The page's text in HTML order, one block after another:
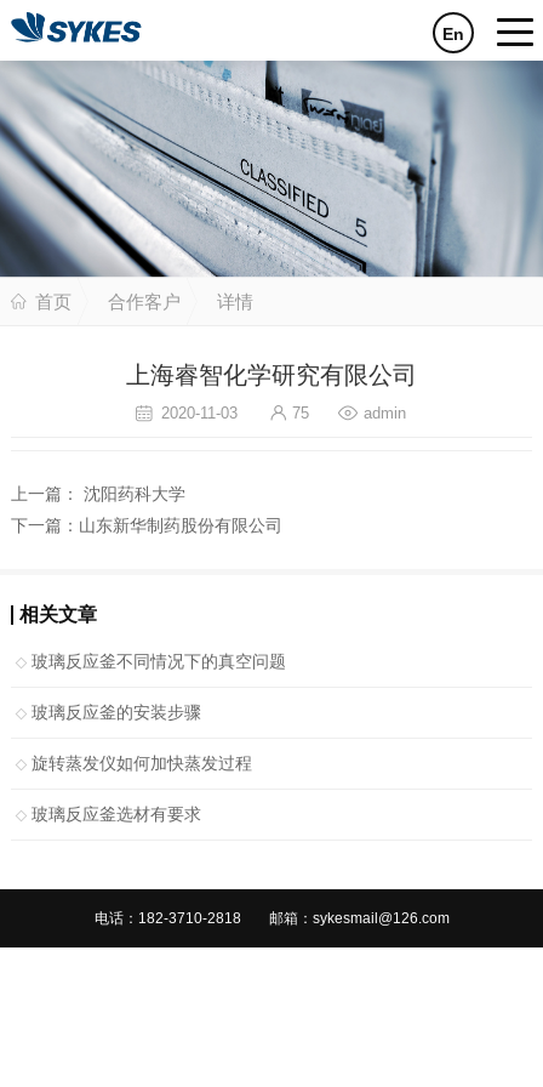
En
首页 合作客户 详情
上海睿智化学研究有限公司
2020-11-03 75 admin
上一篇：
沈阳药科大学
下一篇： 山东新华制药股份有限公司
相关文章
玻璃反应釜不同情况下的真空问题
玻璃反应釜的安装步骤
旋转蒸发仪如何加快蒸发过程
玻璃反应釜选材有要求
电话：182-3710-2818 邮箱：sykesmail@126.com